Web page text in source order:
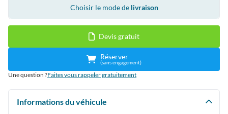
Choisir le mode de livraison
Devis gratuit
Réserver
(sans engagement)
Une question ?Faites vous rappeler gratuitement
Informations du véhicule